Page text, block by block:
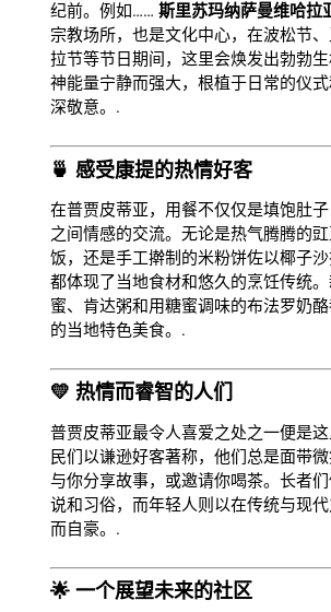
纪前。例如…… 斯里苏玛纳萨曼维哈拉
宗教场所，也是文化中心，在波松节
拉节等节日期间，这里会焕发出勃勃
神能量宁静而强大，根植于日常的仪
深敬意。.
🍵 感受康提的热情好客
在普贾皮蒂亚，用餐不仅仅是填饱肚
之间情感的交流。无论是热气腾腾的
饭，还是手工擀制的米粉饼佐以椰子
都体现了当地食材和悠久的烹饪传统
蜜、肯达粥和用糖蜜调味的布法罗奶
的当地特色美食。.
💛 热情而睿智的人们
普贾皮蒂亚最令人喜爱之处之一便是
民们以谦逊好客著称，他们总是面带微
与你分享故事，或邀请你喝茶。长者
说和习俗，而年轻人则以在传统与现
而自豪。.
🌟 一个展望未来的社区